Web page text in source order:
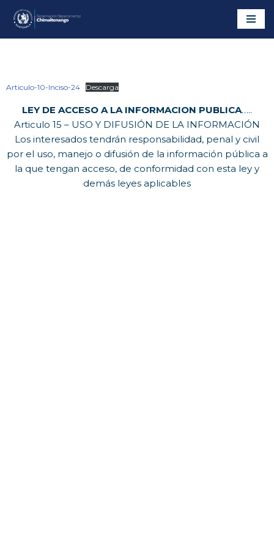
Saltar
Articulo-10-Inciso-24 Descarga
LEY DE ACCESO A LA INFORMACION PUBLICA…..
Articulo 15 – USO Y DIFUSIÓN DE LA INFORMACIÓN
Los interesados tendrán responsabilidad, penal y civil
por el uso, manejo o difusión de la información pública a
la que tengan acceso, de conformidad con esta ley y
demás leyes aplicables